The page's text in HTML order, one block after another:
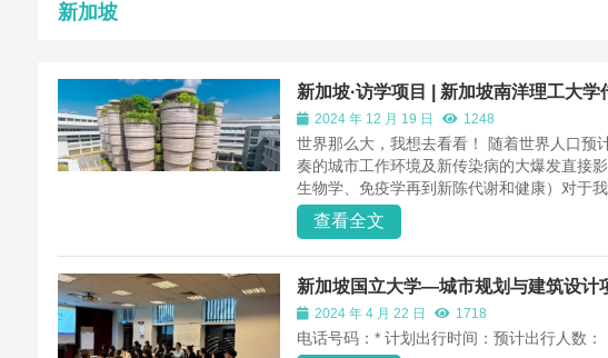
新加坡
新加坡·访学项目 | 新加坡南洋理工大
2024 年 12 月 19 日 1248
世界那么大，我想去看看！ 随着世界人口预
奏的城市工作环境及新传染病的大爆发直接
生物学、免疫学再到新陈代谢和健康）对于我
查看全文
新加坡国立大学—城市规划与建筑设计
2024 年 4 月 22 日 1718
电话号码：* 计划出行时间：预计出行人数： ,